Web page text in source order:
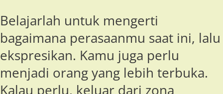
Belajarlah untuk mengerti
bagaimana perasaanmu saat ini, lalu
ekspresikan. Kamu juga perlu
menjadi orang yang lebih terbuka.
Kalau perlu, keluar dari zona